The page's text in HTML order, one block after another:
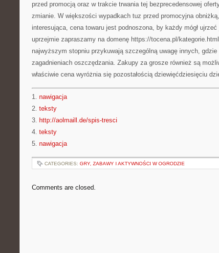
przed promocją oraz w trakcie trwania tej bezprecedensowej
zmianie. W większości wypadkach tuz przed promocyjna
interesująca, cena towaru jest podnoszona, by każdy mógł
uprzejmie zapraszamy na domenę https://tocena.pl/
najwyższym stopniu przykuwają szczególną uwagę innych,
zagadnieniach oszczędzania. Zakupy za grosze również są
właściwie cena wyróżnia się pozostałością dziewięćdziesięciu
1. nawigacja
2. teksty
3. http://aolmaill.de/spis-tresci
4. teksty
5. nawigacja
CATEGORIES: GRY, ZABAWY I AKTYWNOŚCI W OGRODZIE
Comments are closed.